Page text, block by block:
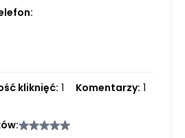
kliknięć: 1 Komentarzy: 1